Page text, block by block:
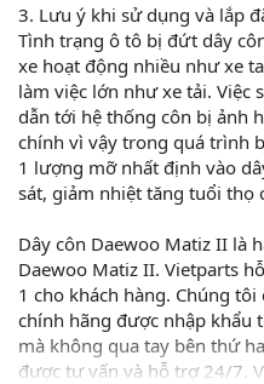
3. Lưu ý khi sử dụng và lắp
Tình trạng ô tô bị đứt dây
xe hoạt động nhiều như xe
làm việc lớn như xe tải. Việc
dẫn tới hệ thống côn bị ảnh
chính vì vậy trong quá trình
1 lượng mỡ nhất định vào
sát, giảm nhiệt tăng tuổi thọ
Dây côn Daewoo Matiz II là
Daewoo Matiz II. Vietparts
1 cho khách hàng. Chúng
chính hãng được nhập khẩu
mà không qua tay bên thứ
được tư vấn và hỗ trợ 24/7.